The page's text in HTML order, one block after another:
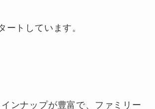
ートしています。
インナップが豊富で、ファミリー